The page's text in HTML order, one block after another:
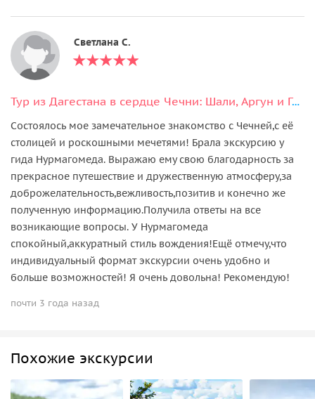
Светлана С.
Тур из Дагестана в сердце Чечни: Шали, Аргун и Грозный
Состоялось мое замечательное знакомство с Чечней,с её
столицей и роскошными мечетями! Брала экскурсию у
гида Нурмагомеда. Выражаю ему свою благодарность за
прекрасное путешествие и дружественную атмосферу,за
доброжелательность,вежливость,позитив и конечно же
полученную информацию.Получила ответы на все
возникающие вопросы. У Нурмагомеда
спокойный,аккуратный стиль вождения!Ещё отмечу,что
индивидуальный формат экскурсии очень удобно и
больше возможностей! Я очень довольна! Рекомендую!
почти 3 года назад
Похожие экскурсии